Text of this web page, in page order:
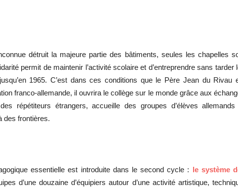
détruit la majeure partie des bâtiments, seules les chapelles
permit de maintenir l’activité scolaire et d’entreprendre sans tarder
1965. C’est dans ces conditions que le Père Jean du Rivau
franco-allemande, il ouvrira le collège sur le monde grâce aux
répétiteurs étrangers, accueille des groupes d’élèves
des frontières.
essentielle est introduite dans le second cycle : le système
d’une douzaine d’équipiers autour d’une activité artistique,